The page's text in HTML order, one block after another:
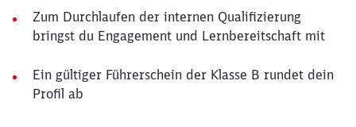
Zum Durchlaufen der internen Qualifizierung
bringst du Engagement und Lernbereitschaft mit
Ein gültiger Führerschein der Klasse B rundet dein
Profil ab